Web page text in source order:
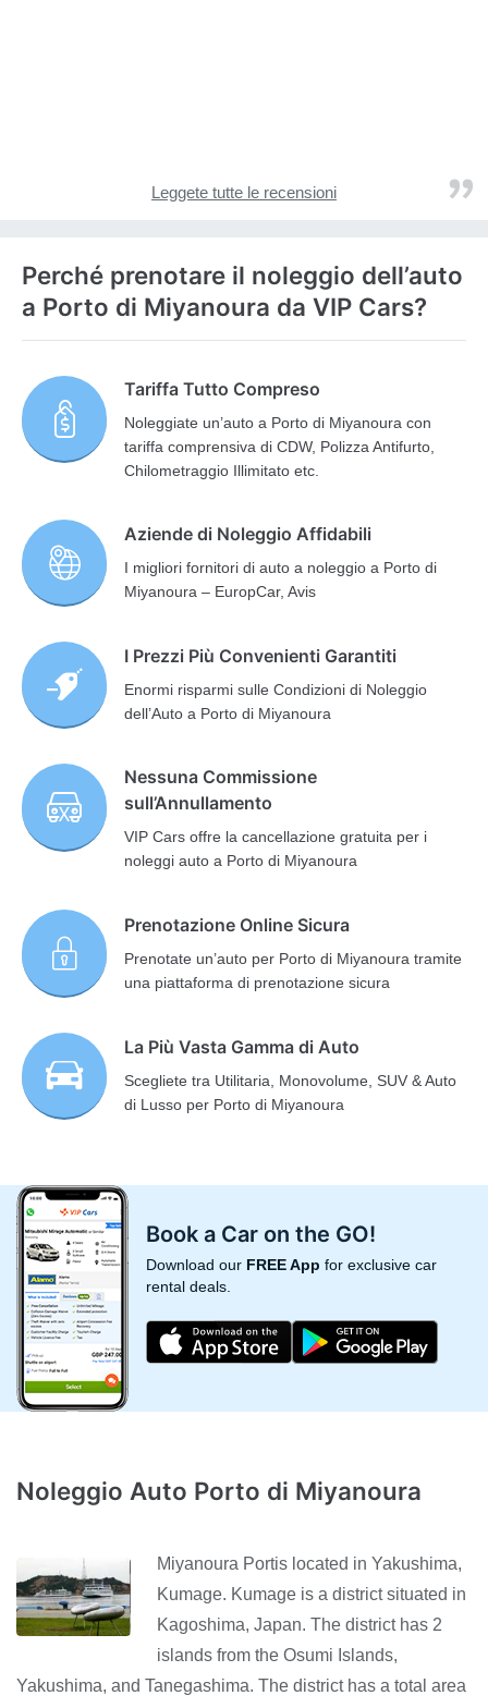
Leggete tutte le recensioni
Perché prenotare il noleggio dell’auto
a Porto di Miyanoura da VIP Cars?
Tariffa Tutto Compreso
Noleggiate un’auto a Porto di Miyanoura con
tariffa comprensiva di CDW, Polizza Antifurto,
Chilometraggio Illimitato etc.
Aziende di Noleggio Affidabili
I migliori fornitori di auto a noleggio a Porto di
Miyanoura – EuropCar, Avis
I Prezzi Più Convenienti Garantiti
Enormi risparmi sulle Condizioni di Noleggio
dell’Auto a Porto di Miyanoura
Nessuna Commissione
sull’Annullamento
VIP Cars offre la cancellazione gratuita per i
noleggi auto a Porto di Miyanoura
Prenotazione Online Sicura
Prenotate un’auto per Porto di Miyanoura tramite
una piattaforma di prenotazione sicura
La Più Vasta Gamma di Auto
Scegliete tra Utilitaria, Monovolume, SUV & Auto
di Lusso per Porto di Miyanoura
Book a Car on the GO!
Download our FREE App for exclusive car
rental deals.
Noleggio Auto Porto di Miyanoura
Miyanoura Portis located in Yakushima,
Kumage. Kumage is a district situated in
Kagoshima, Japan. The district has 2
islands from the Osumi Islands,
Yakushima, and Tanegashima. The district has a total area